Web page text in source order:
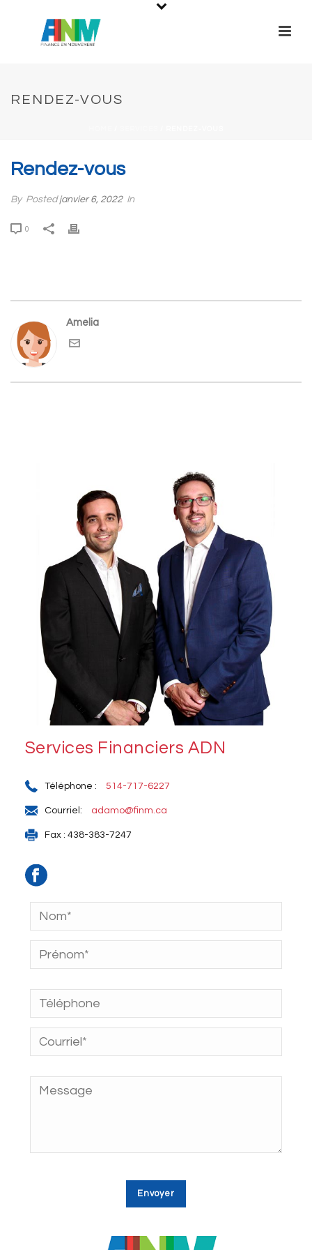
RENDEZ-VOUS
Rendez-vous
By Postedjanvier 6, 2022 In
0
Amelia
Services Financiers ADN
Téléphone : 514-717-6227
Courriel: adamo@finm.ca
Fax : 438-383-7247